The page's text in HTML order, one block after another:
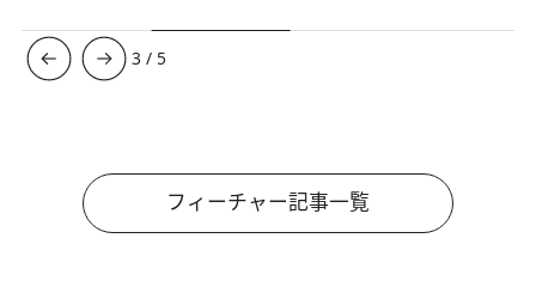
3 / 5
フィーチャー記事一覧